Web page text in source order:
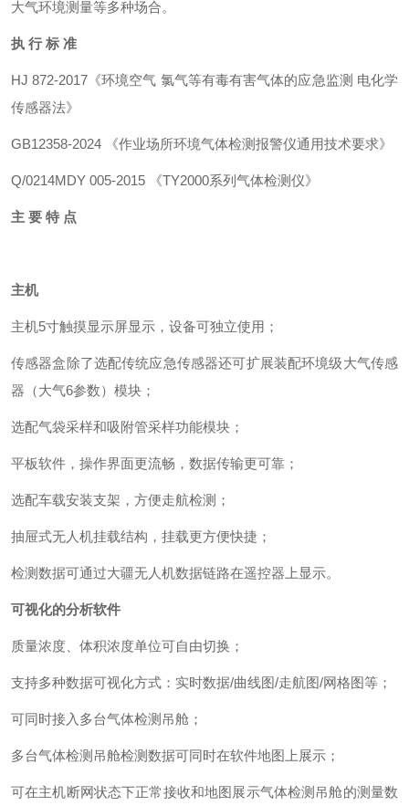
大气环境测量等多种场合。
执 行 标 准
HJ 872-2017《环境空气 氯气等有毒有害气体的应急监测 电化学
传感器法》
GB12358-2024 《作业场所环境气体检测报警仪通用技术要求》
Q/0214MDY 005-2015 《TY2000系列气体检测仪》
主 要 特 点
主机
主机5寸触摸显示屏显示，设备可独立使用；
传感器盒除了选配传统应急传感器还可扩展装配环境级大气传感
器（大气6参数） 模块 ；
选配气袋采样和吸附管采样功能模块；
平板软件，操作界面更流畅，数据传输更可靠；
选配车载安装支架，方便走航检测；
抽屉式无人机挂载结构，挂载更方便快捷；
检测数据可通过大疆无人机数据链路在遥控器上显示。
可视化的分析软件
质量浓度、体积浓度单位可自由切换；
支持多种数据可视化方式：实时数据/曲线图/走航图/网格图等；
可同时接入多台气体检测吊舱；
多台气体检测吊舱检测数据可同时在软件地图上展示；
可在主机断网状态下正常接收和地图展示气体检测吊舱的测量数